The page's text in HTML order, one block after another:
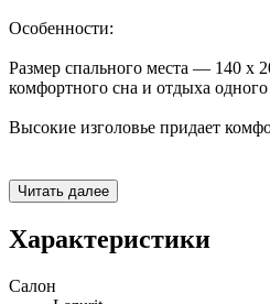
Особенности:
Размер спального места — 140 х
комфортного сна и отдыха
Высокие изголовье придает
для сборки решётки, на которую
подходящего размера.
Петли с доводчиками. Двери
Читать далее
Характеристики
Салон